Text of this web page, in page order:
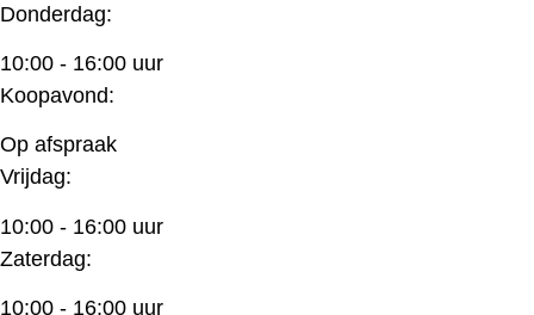
Donderdag:
10:00 - 16:00 uur
Koopavond:
Op afspraak
Vrijdag:
10:00 - 16:00 uur
Zaterdag:
10:00 - 16:00 uur